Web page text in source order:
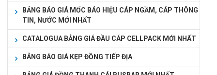
BẢNG BÁO GIÁ MỐC BÁO HIỆU CÁP NGẦM, CÁP THÔNG
TIN, NƯỚC MỚI NHẤT
CATALOGUA BẢNG GIÁ ĐẦU CÁP CELLPACK MỚI NHẤT
BẢNG BÁO GIÁ KẸP ĐỒNG TIẾP ĐỊA